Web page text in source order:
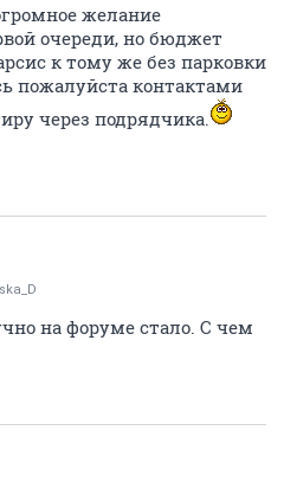
желание
очереди, но бюджет
к тому же без парковки
пожалуйста контактами
через подрядчика.
на форуме стало. С чем